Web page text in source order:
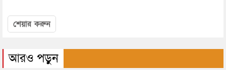
শেয়ার করুন
আরও পড়ুন